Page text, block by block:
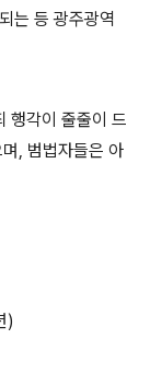
는 등 광주광역
행각이 줄줄이 드
, 범법자들은 아
)